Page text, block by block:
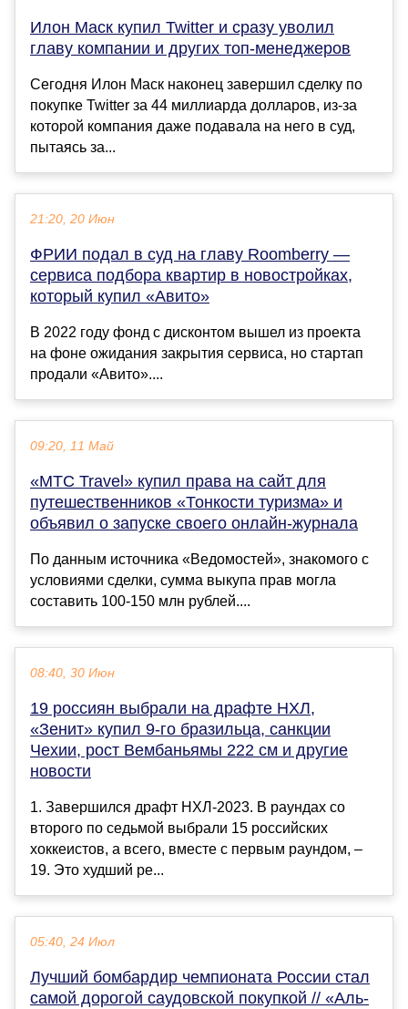
Илон Маск купил Twitter и сразу уволил
главу компании и других топ-менеджеров
Сегодня Илон Маск наконец завершил сделку по
покупке Twitter за 44 миллиарда долларов, из-за
которой компания даже подавала на него в суд,
пытаясь за...
21:20, 20 Июн
ФРИИ подал в суд на главу Roomberry —
сервиса подбора квартир в новостройках,
который купил «Авито»
В 2022 году фонд с дисконтом вышел из проекта
на фоне ожидания закрытия сервиса, но стартап
продали «Авито»....
09:20, 11 Май
«МТС Travel» купил права на сайт для
путешественников «Тонкости туризма» и
объявил о запуске своего онлайн-журнала
По данным источника «Ведомостей», знакомого с
условиями сделки, сумма выкупа прав могла
составить 100-150 млн рублей....
08:40, 30 Июн
19 россиян выбрали на драфте НХЛ,
«Зенит» купил 9-го бразильца, санкции
Чехии, рост Вембаньямы 222 см и другие
новости
1. Завершился драфт НХЛ-2023. В раундах со
второго по седьмой выбрали 15 российских
хоккеистов, а всего, вместе с первым раундом, –
19. Это худший ре...
05:40, 24 Июл
Лучший бомбардир чемпионата России стал
самой дорогой саудовской покупкой // «Аль-